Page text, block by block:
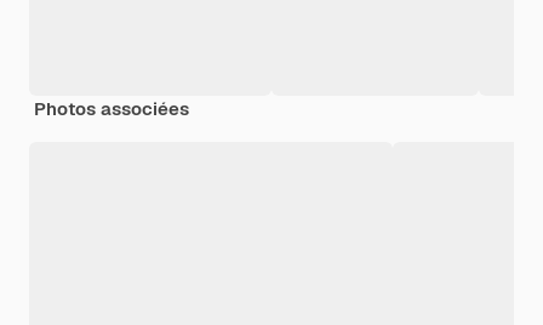
Photos associées